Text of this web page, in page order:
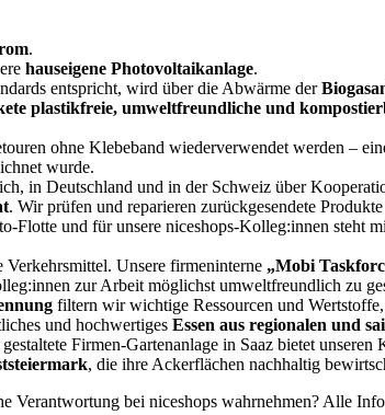
.
hauseigene Photovoltaikanlage.
entspricht, wird über die Abwärme der
plastikfreie, umweltfreundliche und
ohne Klebeband wiederverwendet werden –
wurde.
in Deutschland und in der Schweiz über
. Wir prüfen und reparieren zurückgesendete
Flotte und für unsere niceshops-Kolleg:innen steht
Unsere firmeninterne „Mobi
zur Arbeit möglichst umweltfreundlich zu
filtern wir wichtige Ressourcen und
und hochwertiges Essen aus regionalen und
Firmen-Gartenanlage in Saaz bietet
, die ihre Ackerflächen nachhaltig
Verantwortung bei niceshops wahrnehmen? Alle